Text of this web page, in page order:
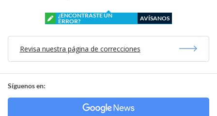
¿ENCONTRASTE UN
ERROR?
AVÍSANOS
Revisa nuestra página de correcciones
Síguenos en: